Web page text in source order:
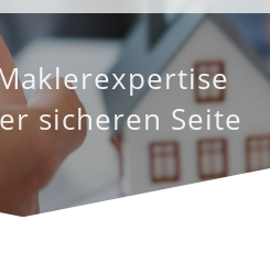
sicheren Seite